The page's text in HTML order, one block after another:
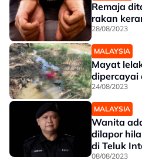
Remaja
rakan
28/08/2023
MALAYSIA
Mayat
dipercayai
24/08/2023
MALAYSIA
Wanita
dilapor
di Teluk
08/08/2023